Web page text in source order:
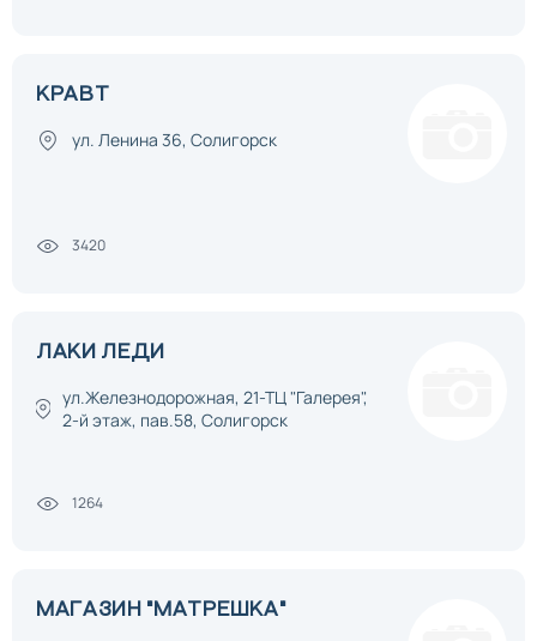
КРАВТ
ул. Ленина 36, Солигорск
3420
ЛАКИ ЛЕДИ
ул.Железнодорожная, 21-ТЦ "Галерея",
2-й этаж, пав.58, Солигорск
1264
МАГАЗИН "МАТРЕШКА"